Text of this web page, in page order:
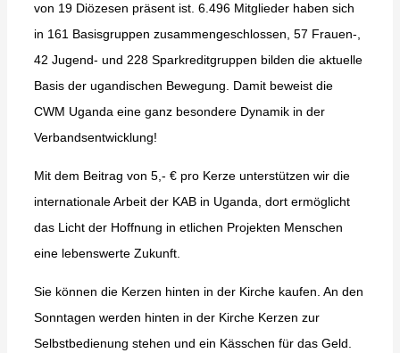
von 19 Diözesen präsent ist. 6.496 Mitglieder haben sich
in 161 Basisgruppen zusammengeschlossen, 57 Frauen-,
42 Jugend- und 228 Sparkreditgruppen bilden die aktuelle
Basis der ugandischen Bewegung. Damit beweist die
CWM Uganda eine ganz besondere Dynamik in der
Verbandsentwicklung!
Mit dem Beitrag von 5,- € pro Kerze unterstützen wir die
internationale Arbeit der KAB in Uganda, dort ermöglicht
das Licht der Hoffnung in etlichen Projekten Menschen
eine lebenswerte Zukunft.
Sie können die Kerzen hinten in der Kirche kaufen. An den
Sonntagen werden hinten in der Kirche Kerzen zur
Selbstbedienung stehen und ein Kässchen für das Geld.